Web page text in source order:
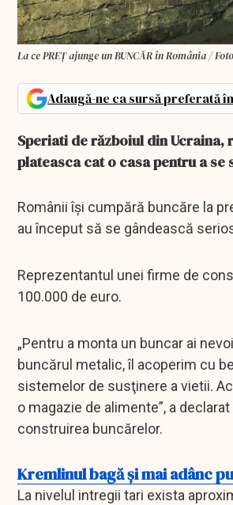
La ce PREȚ ajunge un BUNCĂR în România /
Adaugă-ne ca sursă preferată
Speriati de războiul din
plateasca cat o casa pentru a se
Românii îşi cumpără buncăre la
au început să se gândească
Reprezentantul unei firme de
100.000 de euro.
„Pentru a monta un buncar ai
buncărul metalic, îl acoperim cu
sistemelor de susţinere a vietii.
o magazie de alimente”, a
construirea buncărelor.
Kremlinul bagă și mai adânc
La nivelul intregii tari exista